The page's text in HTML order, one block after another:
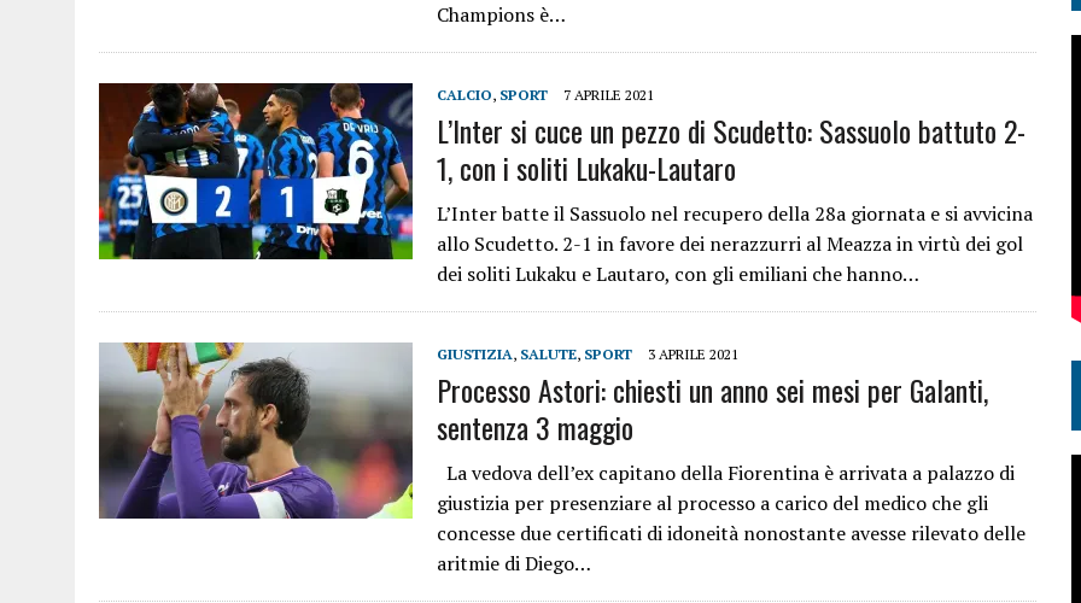
Champions è…
CALCIO, SPORT 7 APRILE 2021
L’Inter si cuce un pezzo di Scudetto: Sassuolo battuto 2-
1, con i soliti Lukaku-Lautaro
L’Inter batte il Sassuolo nel recupero della 28a giornata e si avvicina
allo Scudetto. 2-1 in favore dei nerazzurri al Meazza in virtù dei gol
dei soliti Lukaku e Lautaro, con gli emiliani che hanno…
GIUSTIZIA, SALUTE, SPORT 3 APRILE 2021
Processo Astori: chiesti un anno sei mesi per Galanti,
sentenza 3 maggio
La vedova dell’ex capitano della Fiorentina è arrivata a palazzo di
giustizia per presenziare al processo a carico del medico che gli
concesse due certificati di idoneità nonostante avesse rilevato delle
aritmie di Diego…